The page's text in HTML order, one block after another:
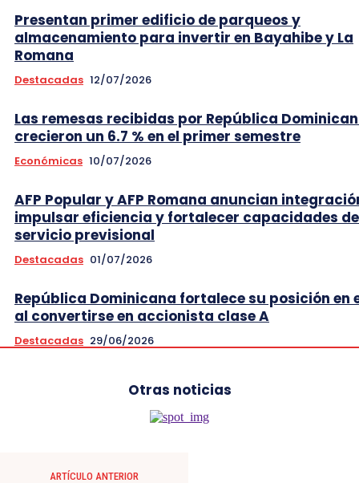
Presentan primer edificio de parqueos y
almacenamiento para invertir en Bayahibe y La
Romana
Destacadas 12/07/2026
Las remesas recibidas por República
crecieron un 6.7 % en el primer semestre
Económicas 10/07/2026
AFP Popular y AFP Romana anuncian
impulsar eficiencia y fortalecer capacidades de
servicio previsional
Destacadas 01/07/2026
República Dominicana fortalece su posición en
al convertirse en accionista clase A
Destacadas 29/06/2026
Otras noticias
ARTÍCULO ANTERIOR